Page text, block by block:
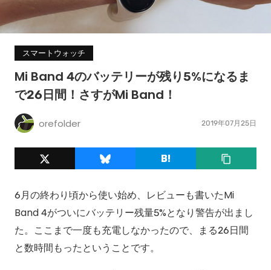
スマートウォッチ
Mi Band 4のバッテリーが残り5%になるま
で26日間！さすがMi Band！
orefolder 2019年07月25日
6月の終わり頃から使い始め、レビューも書いたMi
Band 4がついにバッテリー残量5%となり警告が出まし
た。ここまで一度も充電しなかったので、まる26日間
と数時間もったということです。